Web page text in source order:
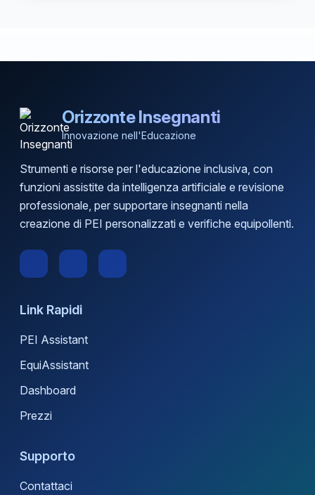
Orizzonte Insegnanti
Innovazione nell'Educazione
Strumenti e risorse per l'educazione inclusiva, con
funzioni assistite da intelligenza artificiale e revisione
professionale, per supportare insegnanti nella
creazione di PEI personalizzati e verifiche equipollenti.
Link Rapidi
PEI Assistant
EquiAssistant
Dashboard
Prezzi
Supporto
Contattaci